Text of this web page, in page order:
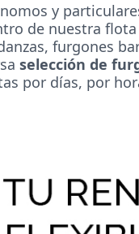
y
de nuestra flota
furgones
selección de
por días, por